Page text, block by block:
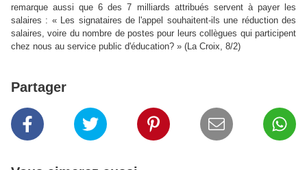
remarque aussi que 6 des 7 milliards attribués servent à payer les
salaires : « Les signataires de l'appel souhaitent-ils une réduction des
salaires, voire du nombre de postes pour leurs collègues qui participent
chez nous au service public d'éducation? » (La Croix, 8/2)
Partager